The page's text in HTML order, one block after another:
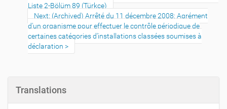
Liste 2-Bölüm 89 (Türkçe)
Next: (Archived) Arrêté du 11 décembre 2008: Agrément
d'un organisme pour effectuer le contrôle périodique de
certaines catégories d'installations classées soumises à
déclaration
Translations